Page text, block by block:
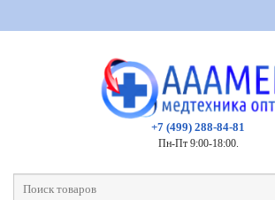
+7 (499) 288-84-81
Пн-Пт 9:00-18:00.